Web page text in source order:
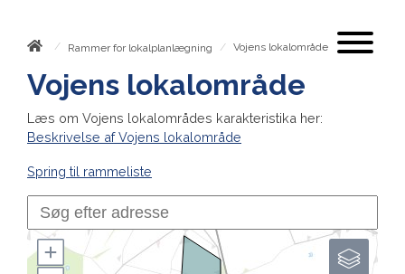
/ Rammer for lokalplanlægning / Vojens lokalområde
Vojens lokalområde
Læs om Vojens lokalområdes karakteristika her:
Beskrivelse af Vojens lokalområde
Spring til rammeliste